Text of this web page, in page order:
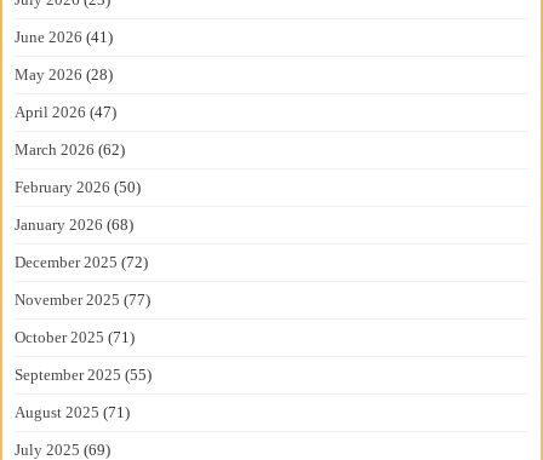
June 2026 (41)
May 2026 (28)
April 2026 (47)
March 2026 (62)
February 2026 (50)
January 2026 (68)
December 2025 (72)
November 2025 (77)
October 2025 (71)
September 2025 (55)
August 2025 (71)
July 2025 (69)